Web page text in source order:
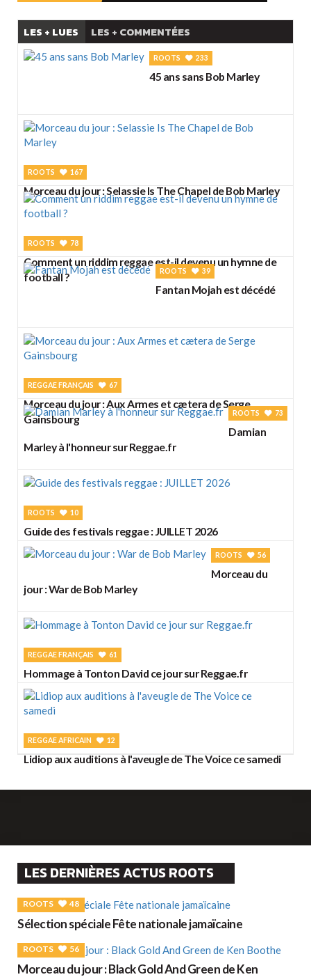
LES + LUES LES + COMMENTÉES
ROOTS 233
45 ans sans Bob Marley
ROOTS 167
Morceau du jour : Selassie Is The Chapel de Bob Marley
ROOTS 78
Comment un riddim reggae est-il devenu un hymne de
football ?
ROOTS 39
Fantan Mojah est décédé
REGGAE FRANÇAIS 67
Morceau du jour : Aux Armes et cætera de Serge
Gainsbourg
ROOTS 73
Damian
Marley à l'honneur sur Reggae.fr
ROOTS 10
Guide des festivals reggae : JUILLET 2026
ROOTS 56
Morceau du
jour : War de Bob Marley
REGGAE FRANÇAIS 61
Hommage à Tonton David ce jour sur Reggae.fr
REGGAE AFRICAIN 12
Lidiop aux auditions à l'aveugle de The Voice ce samedi
LES DERNIÈRES ACTUS ROOTS
ROOTS 48
Sélection spéciale Fête nationale jamaïcaine
ROOTS 56
Morceau du jour : Black Gold And Green de Ken